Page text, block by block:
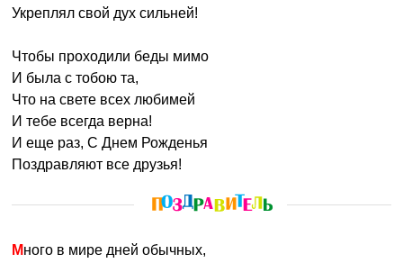
Укреплял свой дух сильней!
Чтобы проходили беды мимо
И была с тобою та,
Что на свете всех любимей
И тебе всегда верна!
И еще раз, С Днем Рожденья
Поздравляют все друзья!
Много в мире дней обычных,